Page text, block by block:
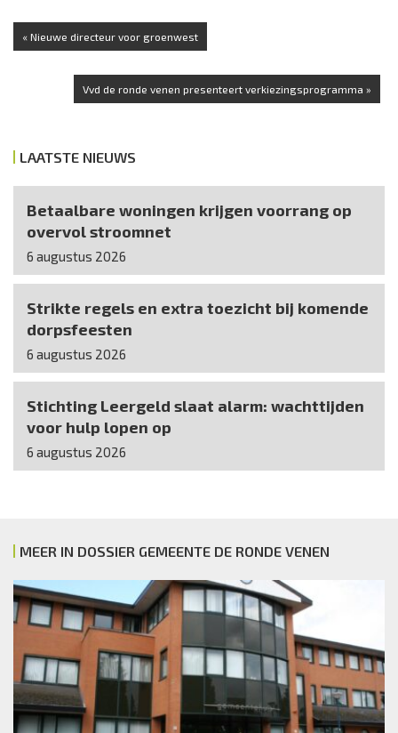
« Nieuwe directeur voor groenwest
Vvd de ronde venen presenteert verkiezingsprogramma »
LAATSTE NIEUWS
Betaalbare woningen krijgen voorrang op
overvol stroomnet
6 augustus 2026
Strikte regels en extra toezicht bij komende
dorpsfeesten
6 augustus 2026
Stichting Leergeld slaat alarm: wachttijden
voor hulp lopen op
6 augustus 2026
MEER IN DOSSIER GEMEENTE DE RONDE VENEN